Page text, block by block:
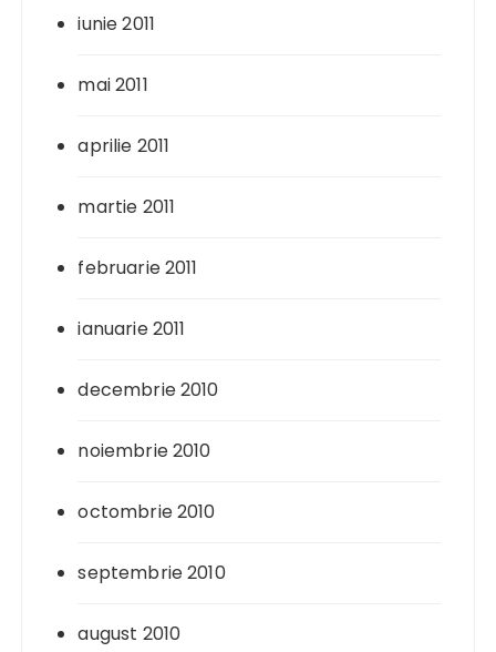
iunie 2011
mai 2011
aprilie 2011
martie 2011
februarie 2011
ianuarie 2011
decembrie 2010
noiembrie 2010
octombrie 2010
septembrie 2010
august 2010